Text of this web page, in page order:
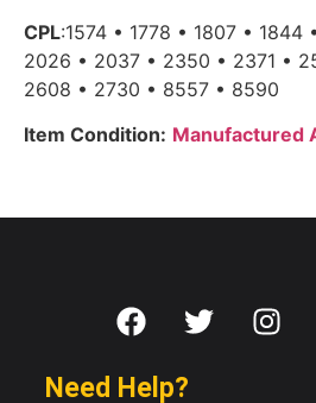
CPL:1574 • 1778 • 1807 • 1844
2026 • 2037 • 2350 • 2371 •
2608 • 2730 • 8557 • 8590
Item Condition: Manufactured
Need Help?